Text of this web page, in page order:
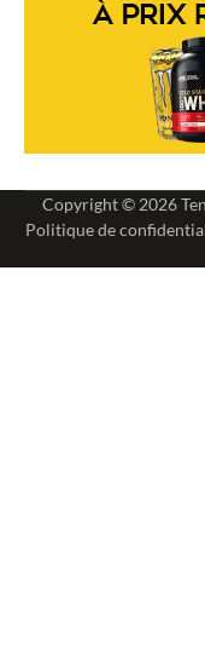
Copyright © 2026
Politique de